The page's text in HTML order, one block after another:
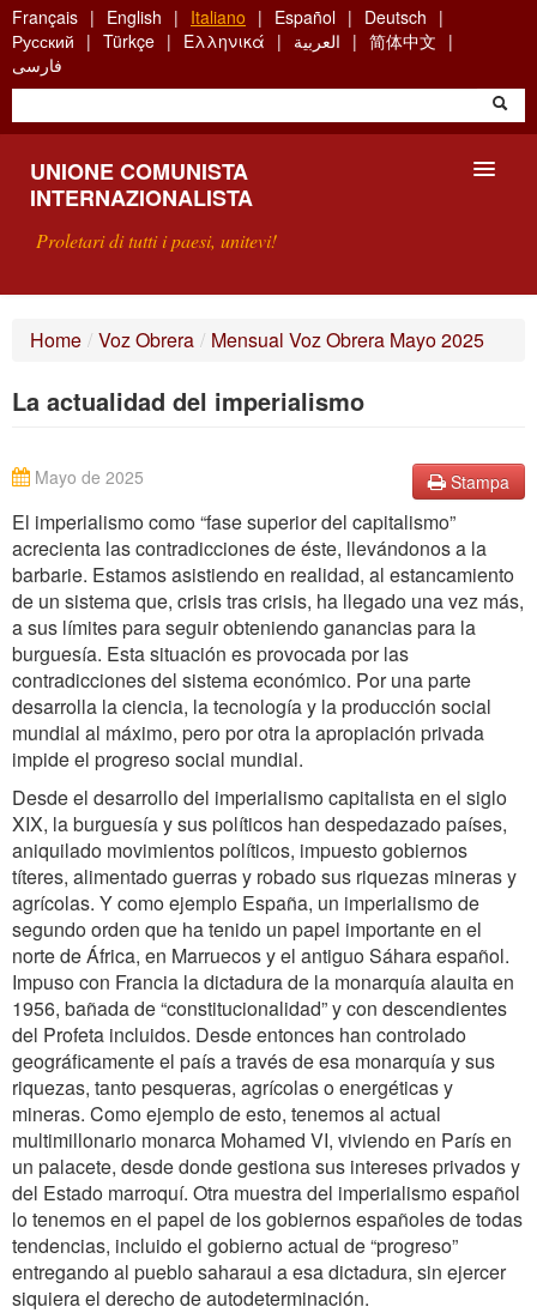
Skip
to
main
content
Français English Italiano Español
Deutsch
Русский
Türkçe Ελληνικά العربية
简体中文
فارسی
UNIONE COMUNISTA
INTERNAZIONALISTA
Proletari di tutti i paesi, unitevi!
SCRIVETECI
Home / Voz Obrera / Mensual Voz Obrera Mayo 2025
La actualidad del imperialismo
Stampa
Mayo de 2025
El imperialismo como “fase superior del capitalismo”
acrecienta las contradicciones de éste, llevándonos a la
barbarie. Estamos asistiendo en realidad, al estancamiento
de un sistema que, crisis tras crisis, ha llegado una vez más,
a sus límites para seguir obteniendo ganancias para la
burguesía. Esta situación es provocada por las
contradicciones del sistema económico. Por una parte
desarrolla la ciencia, la tecnología y la producción social
mundial al máximo, pero por otra la apropiación privada
impide el progreso social mundial.
Desde el desarrollo del imperialismo capitalista en el siglo
XIX, la burguesía y sus políticos han despedazado países,
aniquilado movimientos políticos, impuesto gobiernos
títeres, alimentado guerras y robado sus riquezas mineras y
agrícolas. Y como ejemplo España, un imperialismo de
segundo orden que ha tenido un papel importante en el
norte de África, en Marruecos y el antiguo Sáhara español.
Impuso con Francia la dictadura de la monarquía alauita en
1956, bañada de “constitucionalidad” y con descendientes
del Profeta incluidos. Desde entonces han controlado
geográficamente el país a través de esa monarquía y sus
riquezas, tanto pesqueras, agrícolas o energéticas y
mineras. Como ejemplo de esto, tenemos al actual
multimillonario monarca Mohamed VI, viviendo en París en
un palacete, desde donde gestiona sus intereses privados y
del Estado marroquí. Otra muestra del imperialismo español
lo tenemos en el papel de los gobiernos españoles de todas
tendencias, incluido el gobierno actual de “progreso”
entregando al pueblo saharaui a esa dictadura, sin ejercer
siquiera el derecho de autodeterminación.